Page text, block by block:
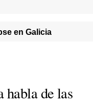
en Galicia
habla de las